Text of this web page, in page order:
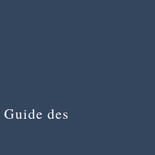
Guide des